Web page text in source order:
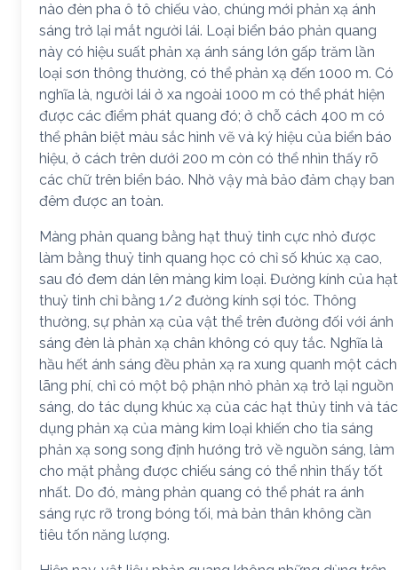
nào đèn pha ô tô chiếu vào, chúng mới phản xạ ánh
sáng trở lại mắt người lái. Loại biển báo phản quang
này có hiệu suất phản xạ ánh sáng lớn gấp trăm lần
loại sơn thông thường, có thể phản xạ đến 1000 m. Có
nghĩa là, người lái ở xa ngoài 1000 m có thể phát hiện
được các điểm phát quang đó; ở chỗ cách 400 m có
thể phân biệt màu sắc hình vẽ và ký hiệu của biển báo
hiệu, ở cách trên dưới 200 m còn có thể nhìn thấy rõ
các chữ trên biển báo. Nhờ vậy mà bảo đảm chạy ban
đêm được an toàn.
Màng phản quang bằng hạt thuỷ tinh cực nhỏ được
làm bằng thuỷ tinh quang học có chỉ số khúc xạ cao,
sau đó đem dán lên màng kim loại. Đường kính của hạt
thuỷ tinh chỉ bằng 1/2 đường kính sợi tóc. Thông
thường, sự phản xạ của vật thể trên đường đối với ánh
sáng đèn là phản xạ chân không có quy tắc. Nghĩa là
hầu hết ánh sáng đều phản xạ ra xung quanh một cách
lãng phí, chỉ có một bộ phận nhỏ phản xạ trở lại nguồn
sáng, do tác dụng khúc xạ của các hạt thủy tinh và tác
dụng phản xạ của màng kim loại khiến cho tia sáng
phản xạ song song định hướng trở về nguồn sáng, làm
cho mặt phẳng được chiếu sáng có thể nhìn thấy tốt
nhất. Do đó, màng phản quang có thể phát ra ánh
sáng rực rỡ trong bóng tối, mà bản thân không cần
tiêu tốn năng lượng.